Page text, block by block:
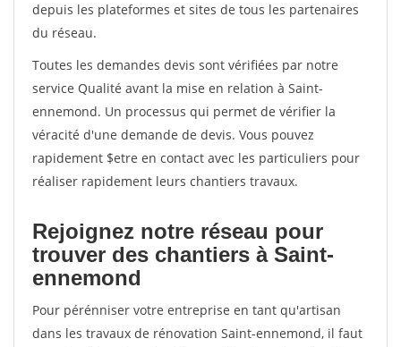
depuis les plateformes et sites de tous les partenaires
du réseau.
Toutes les demandes devis sont vérifiées par notre
service Qualité avant la mise en relation à Saint-
ennemond. Un processus qui permet de vérifier la
véracité d'une demande de devis. Vous pouvez
rapidement $etre en contact avec les particuliers pour
réaliser rapidement leurs chantiers travaux.
Rejoignez notre réseau pour
trouver des chantiers à Saint-
ennemond
Pour pérénniser votre entreprise en tant qu'artisan
dans les travaux de rénovation Saint-ennemond, il faut